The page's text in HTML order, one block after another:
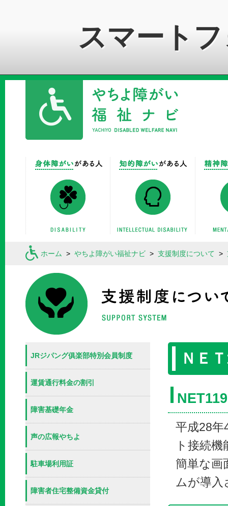
スマート
身体障がいがある方 知的障
ホーム > やちよ障がい福祉ナビ > 支援制度について >
JRジパング俱楽部特別会員制度
運賃通行料金の割引
障害基礎年金
声の広報やちよ
駐車場利用証
障害者住宅整備資金貸付
ＮＥ
平成28
ト接続
簡単な画
ムが導入